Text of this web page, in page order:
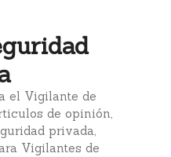
el Vigilante de
de opinión,
privada,
Vigilantes de